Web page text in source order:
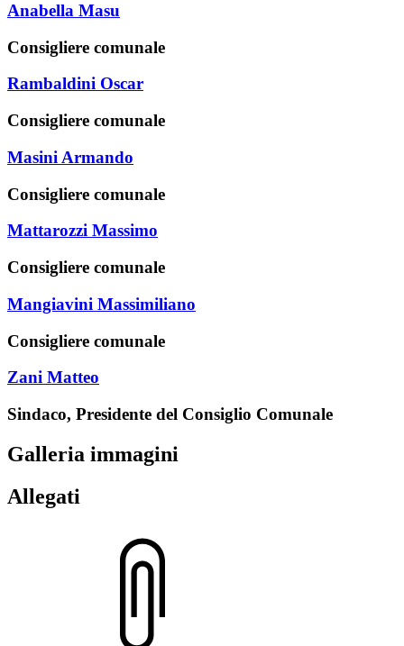
Anabella Masu
Consigliere comunale
Rambaldini Oscar
Consigliere comunale
Masini Armando
Consigliere comunale
Mattarozzi Massimo
Consigliere comunale
Mangiavini Massimiliano
Consigliere comunale
Zani Matteo
Sindaco, Presidente del Consiglio Comunale
Galleria immagini
Allegati